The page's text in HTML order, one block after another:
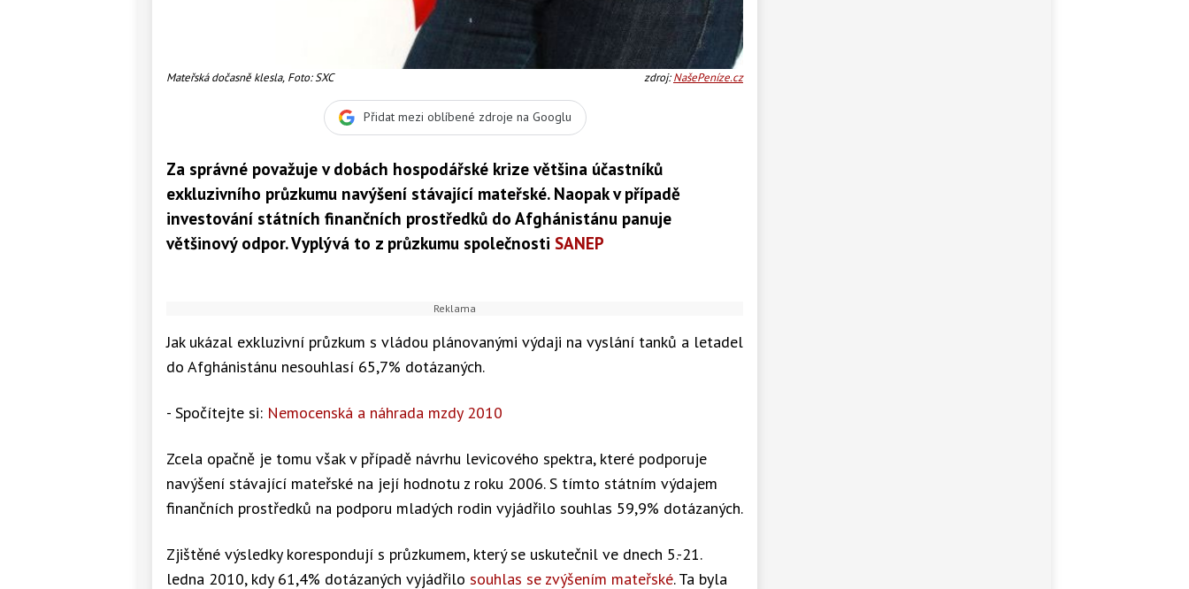
Mateřská dočasně klesla, Foto: SXC zdroj:NašePeníze.cz
Přidat mezi oblíbené zdroje na Googlu
Za správné považuje v dobách hospodářské krize většina účastníků
exkluzivního průzkumu navýšení stávající mateřské. Naopak v případě
investování státních finančních prostředků do Afghánistánu panuje
většinový odpor. Vyplývá to z průzkumu společnosti SANEP
Jak ukázal exkluzivní průzkum s vládou plánovanými výdaji na vyslání tanků a letadel
do Afghánistánu nesouhlasí 65,7% dotázaných.
- Spočítejte si: Nemocenská a náhrada mzdy 2010
Zcela opačně je tomu však v případě návrhu levicového spektra, které podporuje
navýšení stávající mateřské na její hodnotu z roku 2006. S tímto státním výdajem
finančních prostředků na podporu mladých rodin vyjádřilo souhlas 59,9% dotázaných.
Zjištěné výsledky korespondují s průzkumem, který se uskutečnil ve dnech 5.-21.
ledna 2010, kdy 61,4% dotázaných vyjádřilo souhlas se zvýšením mateřské. Ta byla